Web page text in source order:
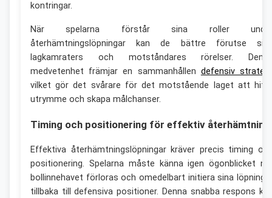
kontringar.
När spelarna förstår sina roller
återhämtningslöpningar kan de bättre förutse
lagkamraters och motståndares rörelser.
medvetenhet främjar en sammanhållen defensiv strategi
vilket gör det svårare för det motstående laget att
utrymme och skapa målchanser.
Timing och positionering för effektiv återhämtning
Effektiva återhämtningslöpningar kräver precis timing
positionering. Spelarna måste känna igen ögonblicket
bollinnehavet förloras och omedelbart initiera sina
tillbaka till defensiva positioner. Denna snabba respons